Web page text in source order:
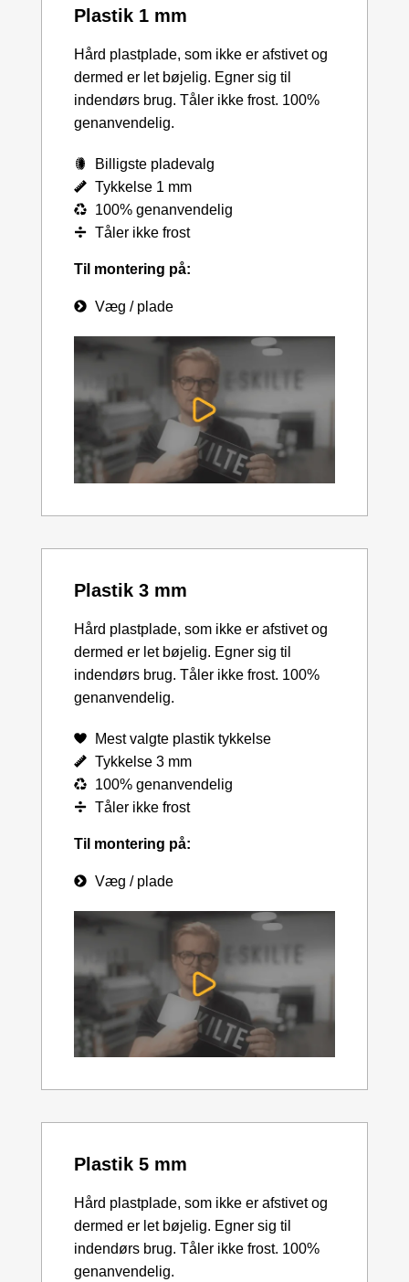
Plastik 1 mm
Hård plastplade, som ikke er afstivet og
dermed er let bøjelig. Egner sig til
indendørs brug. Tåler ikke frost. 100%
genanvendelig.
Billigste pladevalg
Tykkelse 1 mm
100% genanvendelig
Tåler ikke frost
Til montering på:
Væg / plade
Plastik 3 mm
Hård plastplade, som ikke er afstivet og
dermed er let bøjelig. Egner sig til
indendørs brug. Tåler ikke frost. 100%
genanvendelig.
Mest valgte plastik tykkelse
Tykkelse 3 mm
100% genanvendelig
Tåler ikke frost
Til montering på:
Væg / plade
Plastik 5 mm
Hård plastplade, som ikke er afstivet og
dermed er let bøjelig. Egner sig til
indendørs brug. Tåler ikke frost. 100%
genanvendelig.